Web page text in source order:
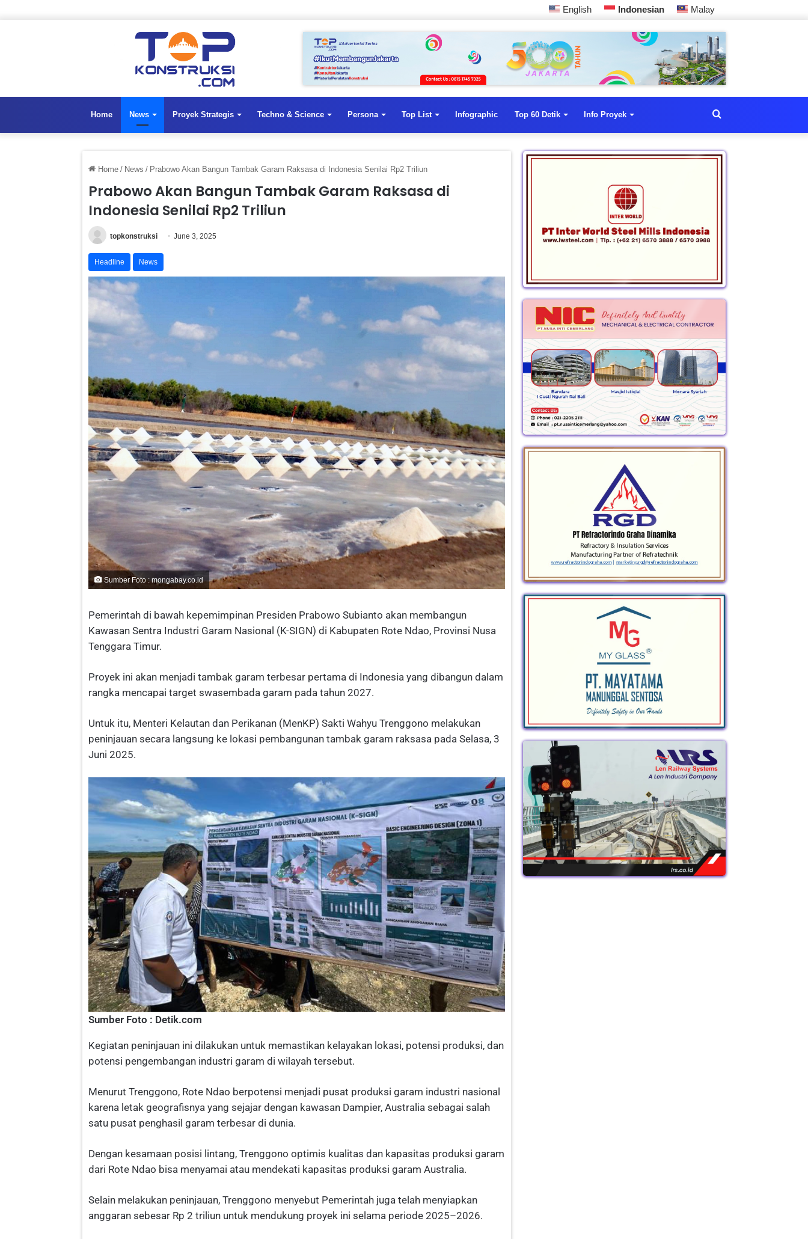
English Indonesian Malay
Home News Proyek Strategis Techno & Science Persona Top List Infographic Top 60 Detik Info Proyek
Home / News / Prabowo Akan Bangun Tambak Garam Raksasa di Indonesia Senilai Rp2 Triliun
Prabowo Akan Bangun Tambak Garam Raksasa di
Indonesia Senilai Rp2 Triliun
topkonstruksi June 3, 2025
Headline News
Sumber Foto : mongabay.co.id
Pemerintah di bawah kepemimpinan Presiden Prabowo Subianto akan membangun
Kawasan Sentra Industri Garam Nasional (K-SIGN) di Kabupaten Rote Ndao, Provinsi Nusa
Tenggara Timur.
Proyek ini akan menjadi tambak garam terbesar pertama di Indonesia yang dibangun dalam
rangka mencapai target swasembada garam pada tahun 2027.
Untuk itu, Menteri Kelautan dan Perikanan (MenKP) Sakti Wahyu Trenggono melakukan
peninjauan secara langsung ke lokasi pembangunan tambak garam raksasa pada Selasa, 3
Juni 2025.
Sumber Foto : Detik.com
Kegiatan peninjauan ini dilakukan untuk memastikan kelayakan lokasi, potensi produksi, dan
potensi pengembangan industri garam di wilayah tersebut.
Menurut Trenggono, Rote Ndao berpotensi menjadi pusat produksi garam industri nasional
karena letak geografisnya yang sejajar dengan kawasan Dampier, Australia sebagai salah
satu pusat penghasil garam terbesar di dunia.
Dengan kesamaan posisi lintang, Trenggono optimis kualitas dan kapasitas produksi garam
dari Rote Ndao bisa menyamai atau mendekati kapasitas produksi garam Australia.
Selain melakukan peninjauan, Trenggono menyebut Pemerintah juga telah menyiapkan
anggaran sebesar Rp 2 triliun untuk mendukung proyek ini selama periode 2025–2026.